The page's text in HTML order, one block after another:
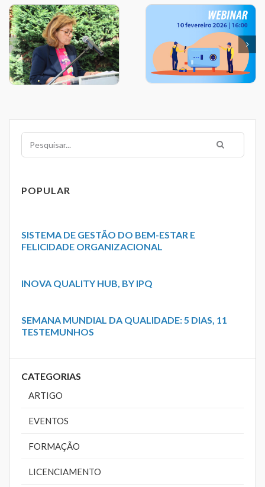
Pesquisar
POPULAR
SISTEMA DE GESTÃO DO BEM-ESTAR E
FELICIDADE ORGANIZACIONAL
INOVA QUALITY HUB, BY IPQ
SEMANA MUNDIAL DA QUALIDADE: 5 DIAS, 11
TESTEMUNHOS
CATEGORIAS
ARTIGO
EVENTOS
FORMAÇÃO
LICENCIAMENTO